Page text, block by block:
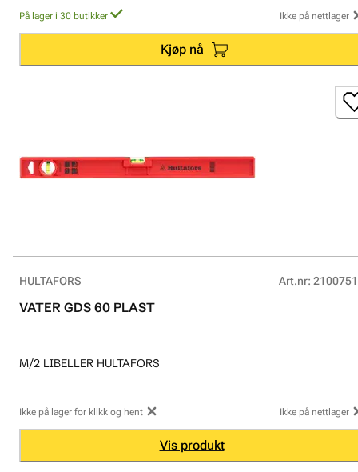
På lager i 30 butikker Ikke på nettlager
Kjøp nå
HULTAFORS Art.nr:
VATER GDS 60 PLAST
M/2 LIBELLER HULTAFORS
Ikke på lager for klikk og hent Ikke på nettlager
Vis produkt